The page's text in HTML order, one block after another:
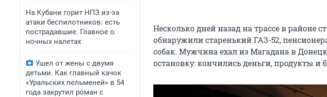
На Кубани горит НПЗ из-за
атаки беспилотников: есть
пострадавшие. Главное о
ночных налетах
Ушел от жены с двумя
детьми. Как главный качок
«Уральских пельменей» в 54
года закрутил роман с
Несколько дней назад на трассе в районе
обнаружили старенький ГАЗ-52,
собак. Мужчина ехал из Магадана в
остановку: кончились деньги, продукты и